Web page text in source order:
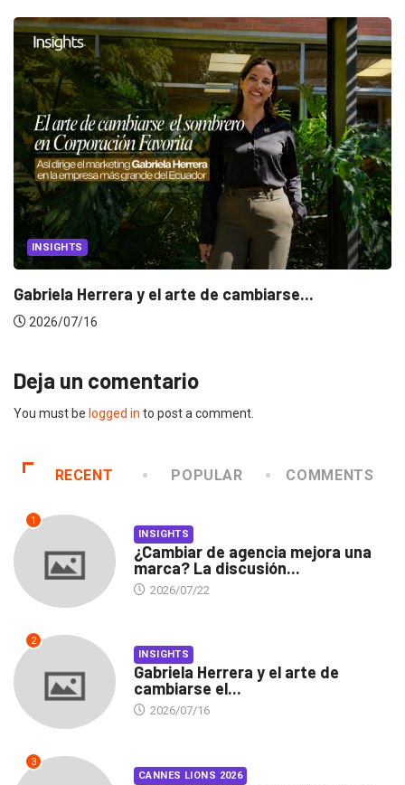
INSIGHTS
Gabriela Herrera y el arte de cambiarse...
2026/07/16
Deja un comentario
You must be logged in to post a comment.
RECENT POPULAR COMMENTS
1
INSIGHTS
¿Cambiar de agencia mejora una
marca? La discusión...
2026/07/22
2
INSIGHTS
Gabriela Herrera y el arte de
cambiarse el...
2026/07/16
3
CANNES LIONS 2026